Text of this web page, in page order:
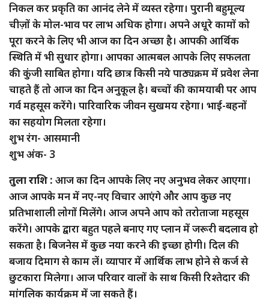
निकल कर प्रकृति का आनंद लेने में व्यस्त रहेगा। पुरानी बहुमूल्य
चीज़ों के मोल-भाव पर लाभ अधिक होगा। अपने अधूरे कामों को
पूरा करने के लिए भी आज का दिन अच्छा है। आपकी आर्थिक
स्थिति में भी सुधार होगा। आपका आत्मबल आपके लिए सफलता
की कुंजी साबित होगा। यदि छात्र किसी नये पाठ्यक्रम में प्रवेश लेना
चाहते हैं तो आज का दिन अनुकूल है। बच्चों की कामयाबी पर आप
गर्व महसूस करेंगे। पारिवारिक जीवन सुखमय रहेगा। भाई-बहनों
का सहयोग मिलता रहेगा।
शुभ रंग- आसमानी
शुभ अंक- 3
तुला राशि : आज का दिन आपके लिए नए अनुभव लेकर आएगा।
आज आपके मन में नए-नए विचार आएंगे और आप कुछ नए
प्रतिभाशाली लोगों मिलेंगे। आज अपने आप को तरोताजा महसूस
करेंगे। आपके द्वारा बहुत पहले बनाए गए प्लान में जरूरी बदलाव हो
सकता है। बिजनेस में कुछ नया करने की इच्छा होगी। दिल की
बजाय दिमाग से काम लें। व्यापार में आर्थिक लाभ होने से कर्ज से
छुटकारा मिलेगा। आज परिवार वालों के साथ किसी रिश्तेदार की
मांगलिक कार्यक्रम में जा सकते हैं।